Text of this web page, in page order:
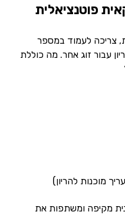
צריכה לעמוד במספר
עבור זוג אחר. מה כוללת
מוכנות להריון)
מקיפה ומשתפות את